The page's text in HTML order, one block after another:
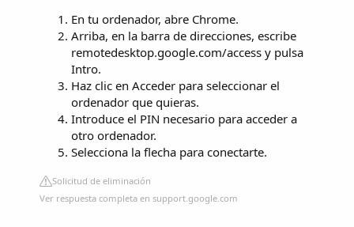
En tu ordenador, abre Chrome.
Arriba, en la barra de direcciones, escribe
remotedesktop.google.com/access y pulsa
Intro.
Haz clic en Acceder para seleccionar el
ordenador que quieras.
Introduce el PIN necesario para acceder a
otro ordenador.
Selecciona la flecha para conectarte.
Solicitud de eliminación
Ver respuesta completa en support.google.com